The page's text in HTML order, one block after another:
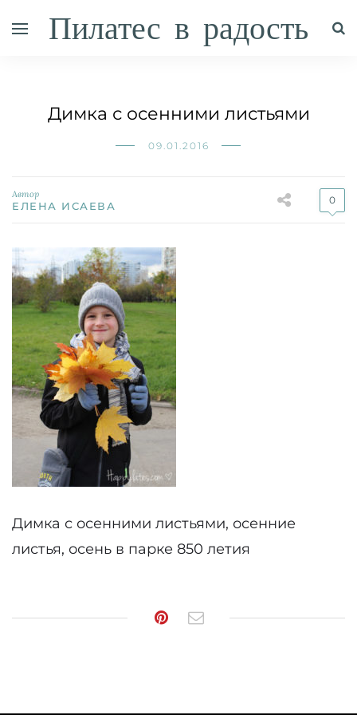
Пилатес в радость
Димка с осенними листьями
09.01.2016
Автор
ЕЛЕНА ИСАЕВА 0
Димка с осенними листьями, осенние
листья, осень в парке 850 летия